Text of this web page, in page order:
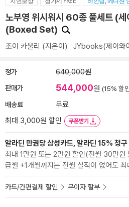
노부영 위시워시 60종 풀세트 (세
(Boxed Set)
조이 카울리 (지은이) JYbooks(제이와
정가 640,000원
판매가 544,000원 (15% 할
배송료
무료
최대 3,000원 할인
쿠폰받기
알라딘 만권당 삼성카드, 알라딘 15% 청구
최대 1만원 또는 2만원 할인(전월 30만
급월 +1개월까지는 전월 실적이 없어도
카드/간편결제 할인 무이자 할부